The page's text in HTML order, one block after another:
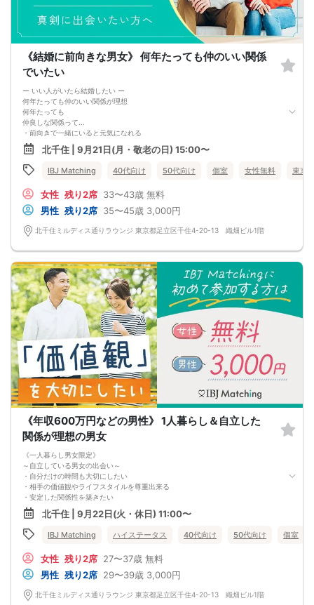
《結婚に前向きな男女》 何年たっても仲のいい関係
でいたい
ー いい人がいたら結婚したい ー
何年たっても仲のいい関係が理想
何年たっても
仲良しな関係って...
・前向きで一緒にいると元気になれる
・日頃から思いやりを大事にしている
・相手の価値観を受け入れるなど共感力が高い
_____________________
上記の価値観に共感した方を募集します♡
生涯のパートナーと出会いたい方へ♡
北千住 | 9月21日(月・敬老の日) 15:00〜
IBJ Matching 40代向け 50代向け 個室 女性無料 東京
女性 残り2席 33〜43歳 無料
男性 残り2席 35〜45歳 3,000円
北千住ミルディス通りラウンジ 東京都足立区千住4-20-13 織畑ビル1階
《年収600万円などの男性》 1人暮らし＆自立した
関係が理想の男女
《一人暮らし男女限定》
～自立している男女の出会い～
・自分だけの時間も大切にしたい
・相手の価値観やライフスタイルを尊重出来る
・安定した関係性を築きたい
お互いに1人暮らしだからこそ、
分かり合えることが多いはず、、、♡
将来を見据えた真剣な出会い
体験しませんか？
北千住 | 9月22日(火・休日) 11:00〜
IBJ Matching ハイステータス 40代向け 50代向け 個室
女性 残り2席 27〜37歳 無料
男性 残り2席 29〜39歳 3,000円
北千住ミルディス通りラウンジ 東京都足立区千住4-20-13 織畑ビル1階